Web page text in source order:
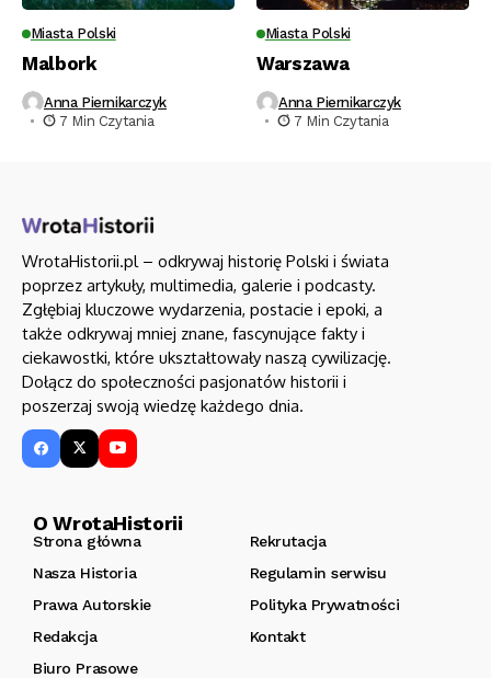
Miasta Polski
Malbork
Anna Piernikarczyk
7 Min Czytania
Miasta Polski
Warszawa
Anna Piernikarczyk
7 Min Czytania
WrotaHistorii.pl – odkrywaj historię Polski i świata
poprzez artykuły, multimedia, galerie i podcasty.
Zgłębiaj kluczowe wydarzenia, postacie i epoki, a
także odkrywaj mniej znane, fascynujące fakty i
ciekawostki, które ukształtowały naszą cywilizację.
Dołącz do społeczności pasjonatów historii i
poszerzaj swoją wiedzę każdego dnia.
O WrotaHistorii
Strona główna
Rekrutacja
Nasza Historia
Regulamin serwisu
Prawa Autorskie
Polityka Prywatności
Redakcja
Kontakt
Biuro Prasowe